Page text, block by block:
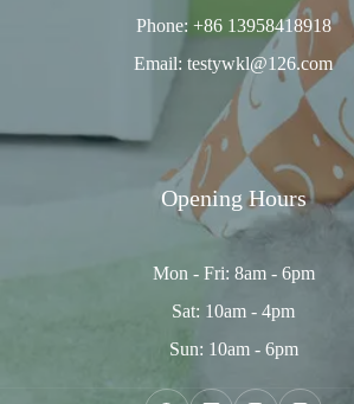
Phone: +86 13958418918
Email: testywkl@126.com
Opening Hours
Mon - Fri: 8am - 6pm
Sat: 10am - 4pm
Sun: 10am - 6pm